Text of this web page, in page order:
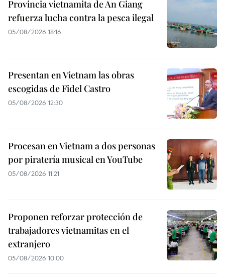
Provincia vietnamita de An Giang
refuerza lucha contra la pesca ilegal
05/08/2026 18:16
Presentan en Vietnam las obras
escogidas de Fidel Castro
05/08/2026 12:30
Procesan en Vietnam a dos personas
por piratería musical en YouTube
05/08/2026 11:21
Proponen reforzar protección de
trabajadores vietnamitas en el
extranjero
05/08/2026 10:00